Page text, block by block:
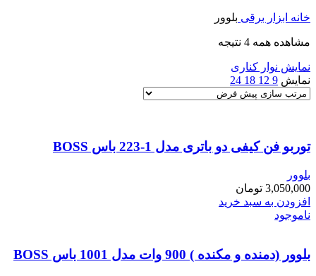
خانه ابزار برقی بلوور
مشاهده همه 4 نتیجه
نمایش نوار کناری
نمایش 9
12
18
24
توربو فن کیفی دو باتری مدل 1-223 باس BOSS
بلوور
3,050,000 تومان
افزودن به سبد خرید
ناموجود
بلوور (دمنده و مکنده ) 900 وات مدل 1001 باس BOSS